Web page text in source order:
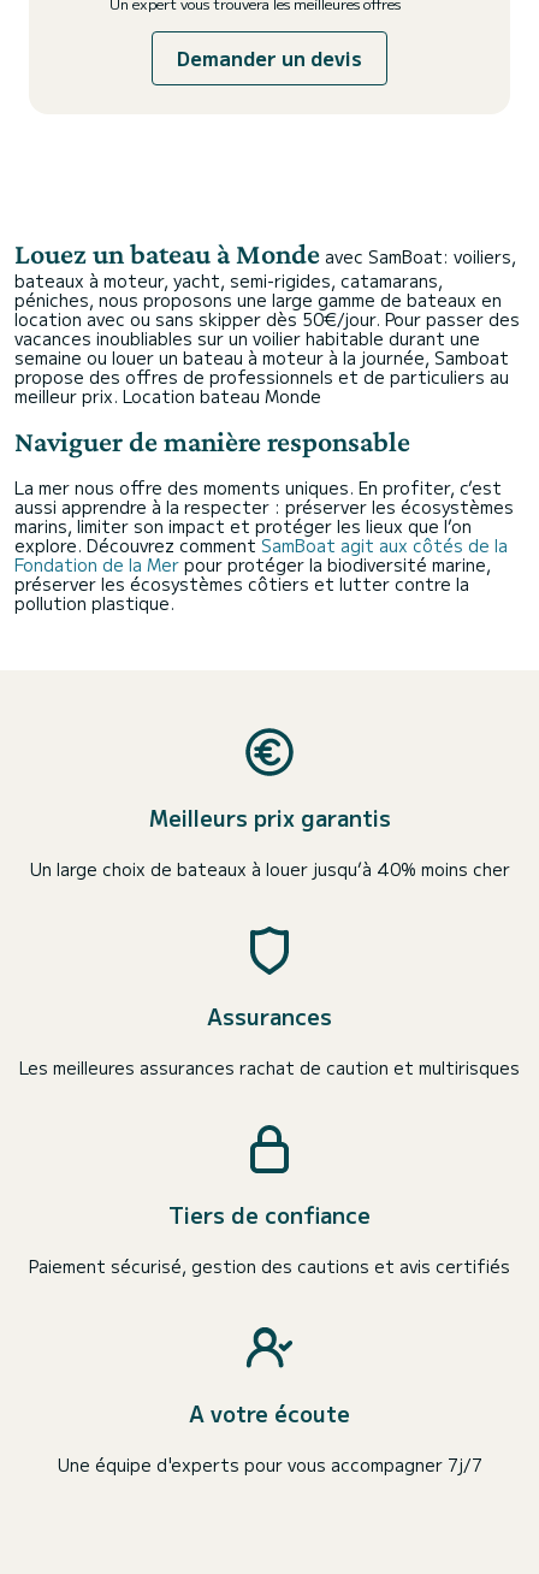
Demander un devis
Louez un bateau à Monde avec SamBoat: voiliers,
bateaux à moteur, yacht, semi-rigides, catamarans,
péniches, nous proposons une large gamme de bateaux en
location avec ou sans skipper dès 50€/jour. Pour passer des
vacances inoubliables sur un voilier habitable durant une
semaine ou louer un bateau à moteur à la journée, Samboat
propose des offres de professionnels et de particuliers au
meilleur prix. Location bateau Monde
Naviguer de manière responsable
La mer nous offre des moments uniques. En profiter, c’est
aussi apprendre à la respecter : préserver les écosystèmes
marins, limiter son impact et protéger les lieux que l’on
explore. Découvrez comment SamBoat agit aux côtés de la
Fondation de la Mer pour protéger la biodiversité marine,
préserver les écosystèmes côtiers et lutter contre la
pollution plastique.
Meilleurs prix garantis
Un large choix de bateaux à louer jusqu’à 40% moins cher
Assurances
Les meilleures assurances rachat de caution et multirisques
Tiers de confiance
Paiement sécurisé, gestion des cautions et avis certifiés
A votre écoute
Une équipe d'experts pour vous accompagner 7j/7